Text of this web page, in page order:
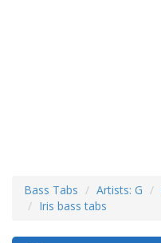
Bass Tabs Artists: G
Iris bass tabs